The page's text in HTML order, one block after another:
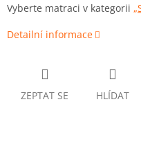
Vyberte matraci v kategorii
Detailní informace
ZEPTAT SE HLÍDAT